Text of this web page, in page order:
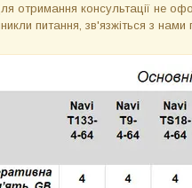
отримання консультації не
питання, зв'язжіться з нами